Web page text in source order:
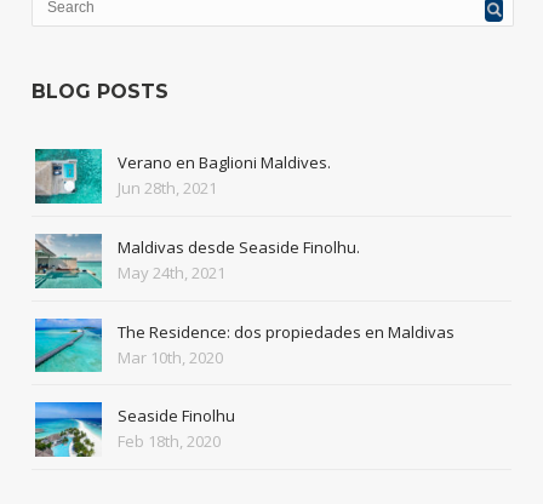
BLOG POSTS
Verano en Baglioni Maldives.
Jun 28th, 2021
Maldivas desde Seaside Finolhu.
May 24th, 2021
The Residence: dos propiedades en Maldivas
Mar 10th, 2020
Seaside Finolhu
Feb 18th, 2020